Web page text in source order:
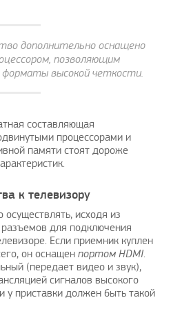
дополнительно оснащено
позволяющим
форматы высокой четкости.
составляющая
процессорами и
памяти стоят дороже
к телевизору
исходя из
для подключения
Если приемник куплен
он оснащен портом HDMI.
(передает видео и звук),
сигналов высокого
у приставки должен быть такой